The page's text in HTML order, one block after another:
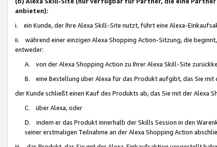
anbieten):
i. ein Kunde, der Ihre Alexa Skill-Site nutzt, führt eine Alexa-
ii. während einer einzigen Alexa Shopping Action-Sitzung, die
entweder:
A. von der Alexa Shopping Action zu Ihrer Alexa Skill-Site
B. eine Bestellung über Alexa für das Produkt aufgibt, das Sie mit
der Kunde schließt einen Kauf des Produkts ab, das Sie mit der Alexa
C. über Alexa, oder
D. indem er das Produkt innerhalb der Skills Session in den
seiner erstmaligen Teilnahme an der Alexa Shopping Action